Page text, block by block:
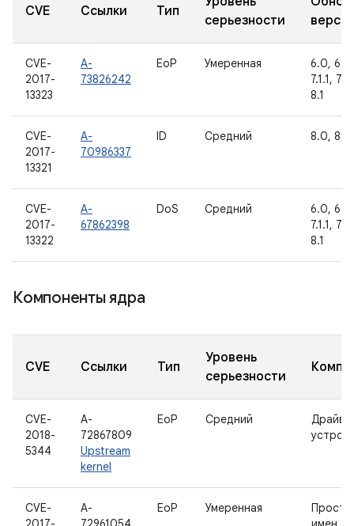
CVE Ссылки Тип
серьезности
CVE-
2017-
13323
A-
73826242
EoP Умеренная
6.0,
7.1.1,
8.1
CVE-
2017-
13321
A-
70986337
ID Средний 8.0, 8.1
CVE-
2017-
13322
A-
67862398
DoS Средний
6.0,
7.1.1,
8.1
Компоненты ядра
CVE Ссылки Тип
Уровень
серьезности
CVE-
2018-
5344
A-
72867809
Upstream
kernel
EoP Средний
CVE-
A-
EoP Умеренная